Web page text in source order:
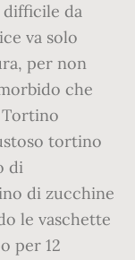
difficile da
va solo
per non
che
tortino
di
di zucchine
le vaschette
per 12